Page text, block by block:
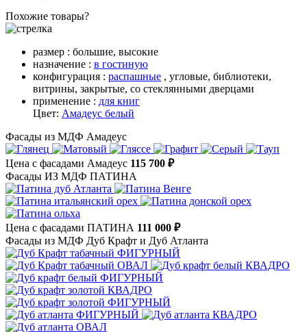
Похожие товары?
размер : большие, высокие
назначение : в гостиную
конфигурация : распашные , угловые, библиотеки,
витрины, закрытые, со стеклянными дверцами
применение : для книг
Цвет: Амадеус белый
Фасады из МДФ Амадеус
Цена с фасадами Амадеус 115 700 ₽
Фасады ИЗ МДФ ПАТИНА
Цена с фасадами ПАТИНА 111 000 ₽
Фасады из МДФ Дуб Крафт и Дуб Атланта